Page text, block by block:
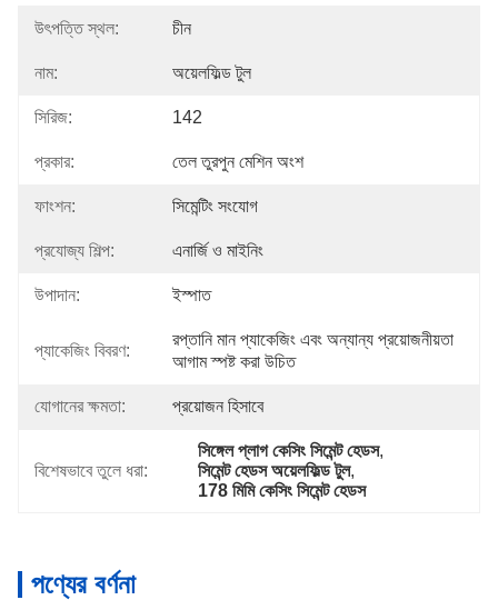
উৎপত্তি স্থল: চীন
নাম: অয়েলফিল্ড টুল
সিরিজ: 142
প্রকার: তেল তুরপুন মেশিন অংশ
ফাংশন: সিমেন্টিং সংযোগ
প্রযোজ্য শিল্প: এনার্জি ও মাইনিং
উপাদান: ইস্পাত
প্যাকেজিং বিবরণ:
রপ্তানি মান প্যাকেজিং এবং অন্যান্য প্রয়োজনীয়তা
আগাম স্পষ্ট করা উচিত
যোগানের ক্ষমতা: প্রয়োজন হিসাবে
বিশেষভাবে তুলে ধরা:
সিঙ্গেল প্লাগ কেসিং সিমেন্ট হেডস,
সিমেন্ট হেডস অয়েলফিল্ড টুল,
178 মিমি কেসিং সিমেন্ট হেডস
পণ্যের বর্ণনা